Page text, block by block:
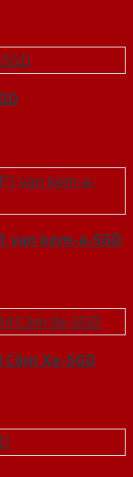
van kem-a-SGD
Xe-SGD